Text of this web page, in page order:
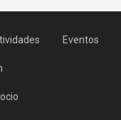
Eventos